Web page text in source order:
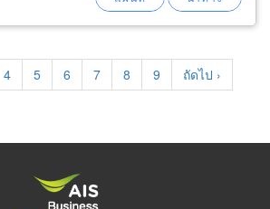
Page
4 Page
5 Page
6 Page
7 Page
8 Page
9
Next
page
ถัดไป ›